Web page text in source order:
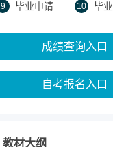
9 毕业申请 10 毕业
成绩查询入口
自考报名入口
教材大纲